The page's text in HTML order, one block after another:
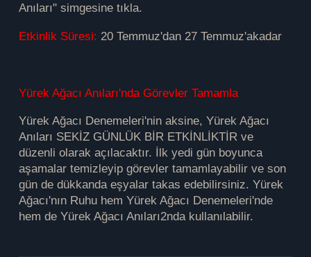
Anıları" simgesine tıkla.
Etkinlik Süresi: 20 Temmuz'dan 27 Temmuz'akadar
Yürek Ağacı Anıları'nda Görevler Tamamla
Yürek Ağacı Denemeleri'nin aksine, Yürek Ağacı
Anıları SEKİZ GÜNLÜK BİR ETKİNLİKTİR ve
düzenli olarak açılacaktır. İlk yedi gün boyunca
aşamalar temizleyip görevler tamamlayabilir ve son
gün de dükkanda eşyalar takas edebilirsiniz. Yürek
Ağacı'nın Ruhu hem Yürek Ağacı Denemeleri'nde
hem de Yürek Ağacı Anıları2nda kullanılabilir.